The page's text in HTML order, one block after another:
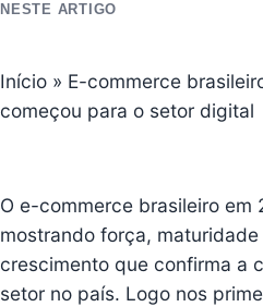
NESTE ARTIGO
Início » E-commerce
começou para o setor digital
O e-commerce brasileiro em
mostrando força,
crescimento que confirma a
setor no país. Logo nos